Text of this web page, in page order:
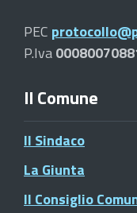
PEC
P.Iva
Il Comune
Il Sindaco
La Giunta
Il Consiglio